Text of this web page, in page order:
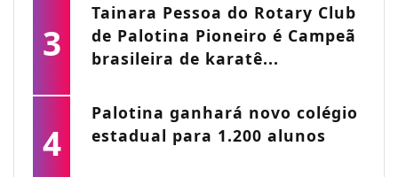
3
Tainara Pessoa do Rotary Club
de Palotina Pioneiro é Campeã
brasileira de karatê...
4
Palotina ganhará novo colégio
estadual para 1.200 alunos